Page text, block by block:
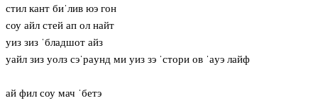
стил кант биˈлив юэ гон
соу айл стей ап ол найт
уиз зиз ˈбладшот айз
уайл зиз уолз сэˈрaунд ми уиз зэ ˈстори ов ˈaуэ лайф
ай фил соу мач ˈбетэ